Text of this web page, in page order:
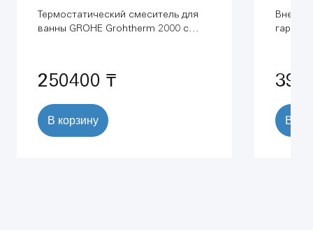
Термостатический смеситель для
ванны GROHE Grohtherm 2000 с
250400 ₸
В корзину В